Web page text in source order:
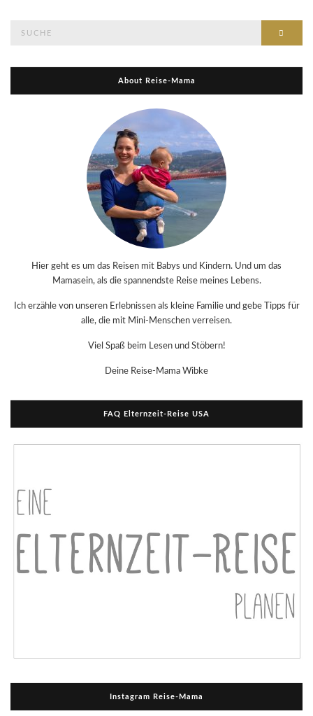
About Reise-Mama
Hier geht es um das Reisen mit Babys und Kindern. Und um das
Mamasein, als die spannendste Reise meines Lebens.
Ich erzähle von unseren Erlebnissen als kleine Familie und gebe Tipps für
alle, die mit Mini-Menschen verreisen.
Viel Spaß beim Lesen und Stöbern!
Deine Reise-Mama Wibke
FAQ Elternzeit-Reise USA
Instagram Reise-Mama